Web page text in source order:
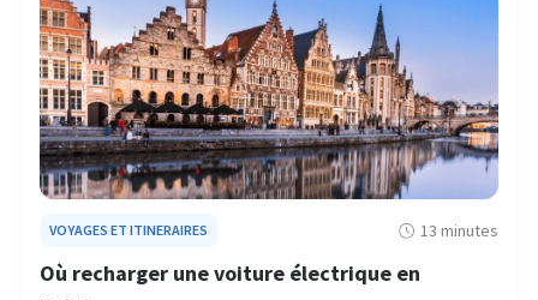
VOYAGES ET ITINERAIRES 13 minutes
Où recharger une voiture électrique en